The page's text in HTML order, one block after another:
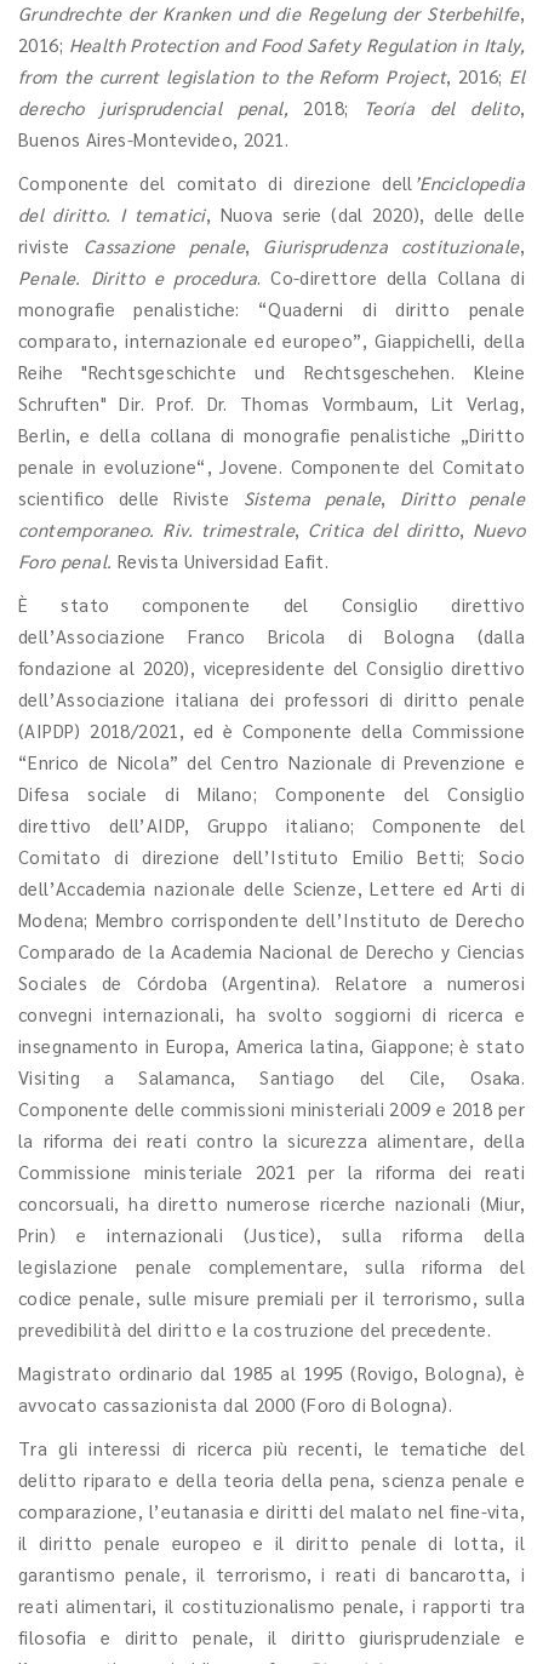
Grundrechte der Kranken und die Regelung der Sterbehilfe,
2016; Health Protection and Food Safety Regulation in Italy,
from the current legislation to the Reform Project, 2016; El
derecho jurisprudencial penal, 2018; Teoría del delito,
Buenos Aires-Montevideo, 2021.
Componente del comitato di direzione dell ’Enciclopedia
del diritto. I tematici, Nuova serie (dal 2020), delle delle
riviste Cassazione penale, Giurisprudenza costituzionale,
Penale. Diritto e procedura. Co-direttore della Collana di
monografie penalistiche: “Quaderni di diritto penale
comparato, internazionale ed europeo”, Giappichelli, della
Reihe "Rechtsgeschichte und Rechtsgeschehen. Kleine
Schruften" Dir. Prof. Dr. Thomas Vormbaum, Lit Verlag,
Berlin, e della collana di monografie penalistiche „Diritto
penale in evoluzione“, Jovene. Componente del Comitato
scientifico delle Riviste Sistema penale, Diritto penale
contemporaneo. Riv. trimestrale, Critica del diritto, Nuevo
Foro penal. Revista Universidad Eafit.
È stato componente del Consiglio direttivo
dell’Associazione Franco Bricola di Bologna (dalla
fondazione al 2020), vicepresidente del Consiglio direttivo
dell’Associazione italiana dei professori di diritto penale
(AIPDP) 2018/2021, ed è Componente della Commissione
“Enrico de Nicola” del Centro Nazionale di Prevenzione e
Difesa sociale di Milano; Componente del Consiglio
direttivo dell’AIDP, Gruppo italiano; Componente del
Comitato di direzione dell’Istituto Emilio Betti; Socio
dell’Accademia nazionale delle Scienze, Lettere ed Arti di
Modena; Membro corrispondente dell’Instituto de Derecho
Comparado de la Academia Nacional de Derecho y Ciencias
Sociales de Córdoba (Argentina). Relatore a numerosi
convegni internazionali, ha svolto soggiorni di ricerca e
insegnamento in Europa, America latina, Giappone; è stato
Visiting a Salamanca, Santiago del Cile, Osaka.
Componente delle commissioni ministeriali 2009 e 2018 per
la riforma dei reati contro la sicurezza alimentare, della
Commissione ministeriale 2021 per la riforma dei reati
concorsuali, ha diretto numerose ricerche nazionali (Miur,
Prin) e internazionali (Justice), sulla riforma della
legislazione penale complementare, sulla riforma del
codice penale, sulle misure premiali per il terrorismo, sulla
prevedibilità del diritto e la costruzione del precedente.
Magistrato ordinario dal 1985 al 1995 (Rovigo, Bologna), è
avvocato cassazionista dal 2000 (Foro di Bologna).
Tra gli interessi di ricerca più recenti, le tematiche del
delitto riparato e della teoria della pena, scienza penale e
comparazione, l’eutanasia e diritti del malato nel fine-vita,
il diritto penale europeo e il diritto penale di lotta, il
garantismo penale, il terrorismo, i reati di bancarotta, i
reati alimentari, il costituzionalismo penale, i rapporti tra
filosofia e diritto penale, il diritto giurisprudenziale e